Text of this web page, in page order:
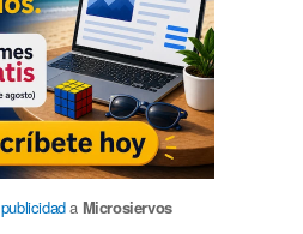
a Microsiervos